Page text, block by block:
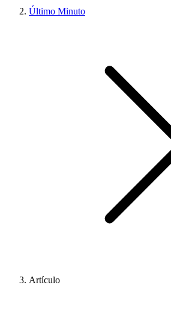
Último Minuto
Artículo